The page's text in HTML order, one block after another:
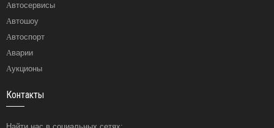
Автосервисы
Автошоу
Автоспорт
Аварии
Аукционы
Контакты